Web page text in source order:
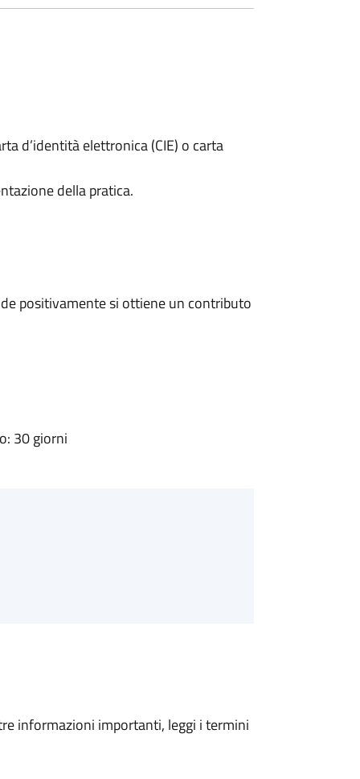
d’identità elettronica (CIE) o carta
della pratica.
positivamente si ottiene un contributo
30 giorni
informazioni importanti, leggi i termini